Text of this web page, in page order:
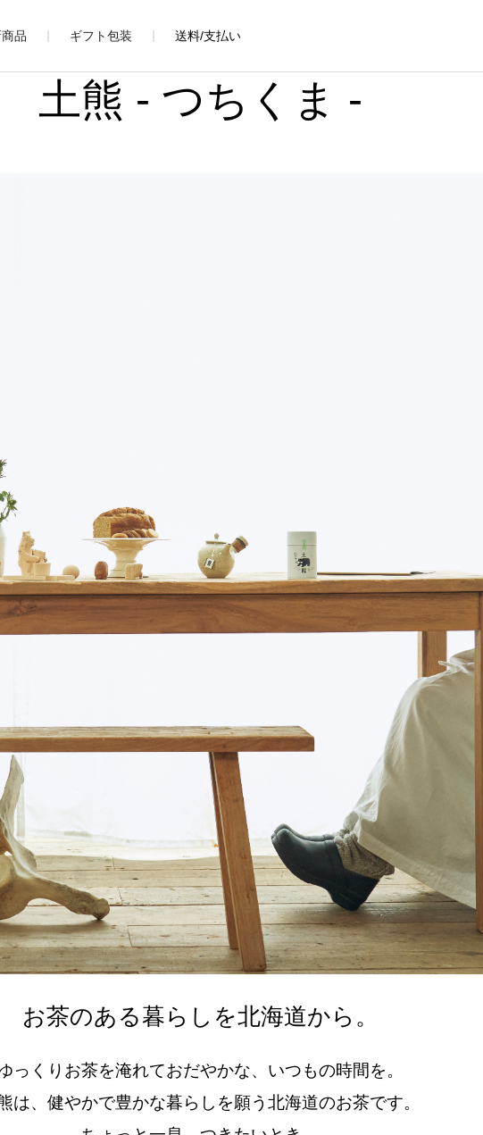
品 ギフト包装 送料/支払い
土熊 - つちくま -
お茶のある暮らしを北海道から。
っくりお茶を淹れておだやかな、いつもの時間を。
は、健やかで豊かな暮らしを願う北海道のお茶です。